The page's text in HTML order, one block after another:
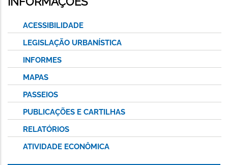
ACESSIBILIDADE
LEGISLAÇÃO URBANÍSTICA
INFORMES
MAPAS
PASSEIOS
PUBLICAÇÕES E CARTILHAS
RELATÓRIOS
ATIVIDADE ECONÔMICA